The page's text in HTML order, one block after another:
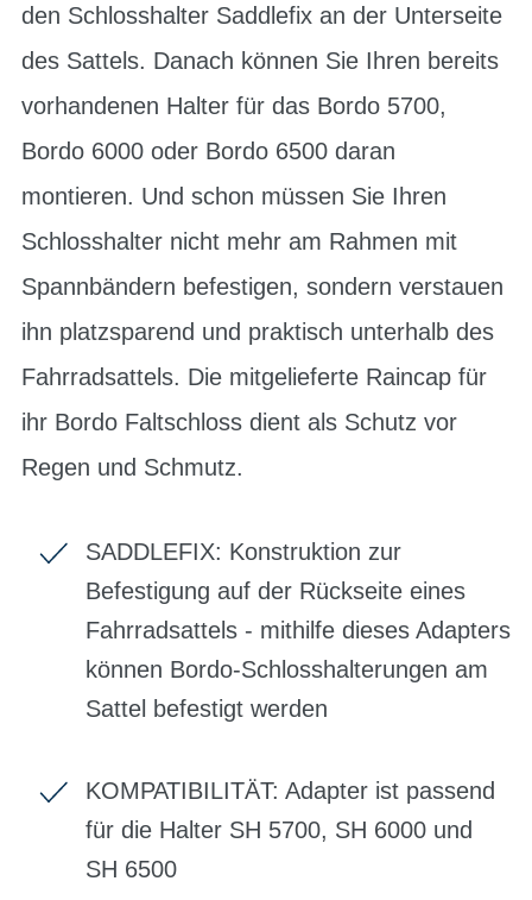
den Schlosshalter Saddlefix an der Unterseite
des Sattels. Danach können Sie Ihren bereits
vorhandenen Halter für das Bordo 5700,
Bordo 6000 oder Bordo 6500 daran
montieren. Und schon müssen Sie Ihren
Schlosshalter nicht mehr am Rahmen mit
Spannbändern befestigen, sondern verstauen
ihn platzsparend und praktisch unterhalb des
Fahrradsattels. Die mitgelieferte Raincap für
ihr Bordo Faltschloss dient als Schutz vor
Regen und Schmutz.
SADDLEFIX: Konstruktion zur
Befestigung auf der Rückseite eines
Fahrradsattels - mithilfe dieses Adapters
können Bordo-Schlosshalterungen am
Sattel befestigt werden
KOMPATIBILITÄT: Adapter ist passend
für die Halter SH 5700, SH 6000 und
SH 6500